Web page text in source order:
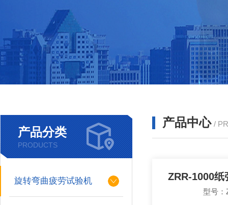
产品分类
PRODUCTS
旋转弯曲疲劳试验机
产品中心 /
ZRR-1000
型号：